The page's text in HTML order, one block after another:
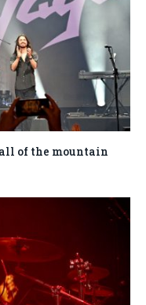
of the mountain